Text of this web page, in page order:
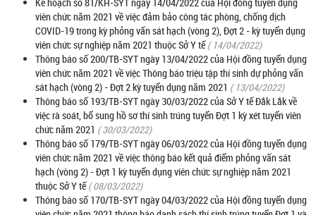
viên chức năm 2021 về việc đảm bảo công tác phòng, chống dịch
COVID-19 trong kỳ phỏng vấn sát hạch (vòng 2), Đợt 2 - kỳ tuyển dụng
viên chức sự nghiệp năm 2021 thuộc Sở Y tế ( 14/04/2022)
Thông báo số 200/TB-SYT ngày 13/04/2022 của Hội đồng tuyển dụng
viên chức năm 2021 về việc Thông báo triệu tập thí sinh dự phỏng vấn
sát hạch (vòng 2) - Đợt 2 kỳ tuyển dụng năm 2021 ( 13/04/2022)
Thông báo số 193/TB-SYT ngày 30/03/2022 của Sở Y tế Đắk Lắk về
việc rà soát, bổ sung hồ sơ thí sinh trúng tuyển Đợt 1 kỳ xét tuyển viên
chức năm 2021 ( 30/03/2022)
Thông báo số 179/TB-SYT ngày 06/03/2022 của Hội đồng tuyển dụng
viên chức năm 2021 về việc thông báo kết quả điểm phỏng vấn sát
hạch (vòng 2) - Đợt 1 kỳ tuyển dụng viên chức sự nghiệp năm 2021
thuộc Sở Y tế ( 08/03/2022)
Thông báo số 170/TB-SYT ngày 04/03/2022 của Hội đồng tuyển dụng